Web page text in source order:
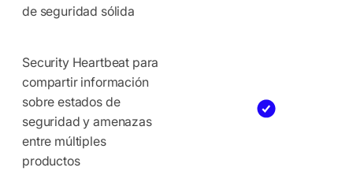
de seguridad sólida
Security Heartbeat para
compartir información
sobre estados de
seguridad y amenazas
entre múltiples
productos